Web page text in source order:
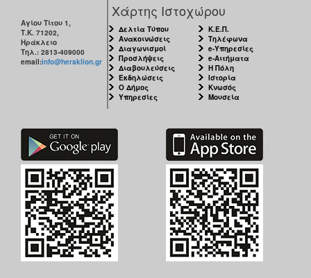
Αγίου Τίτου 1,
Τ.Κ. 71202,
Ηράκλειο
Τηλ.: 2813-409000
email:info@heraklion.gr
Χάρτης Ιστοχώρου
Δελτία Τύπου
Ανακοινώσεις
Διαγωνισμοί
Προσλήψεις
Διαβουλεύσεις
Εκδηλώσεις
Ο Δήμος
Υπηρεσίες
Κ.Ε.Π.
Τηλέφωνα
e-Υπηρεσίες
e-Αιτήματα
Η Πόλη
Ιστορία
Κνωσός
Μουσεία